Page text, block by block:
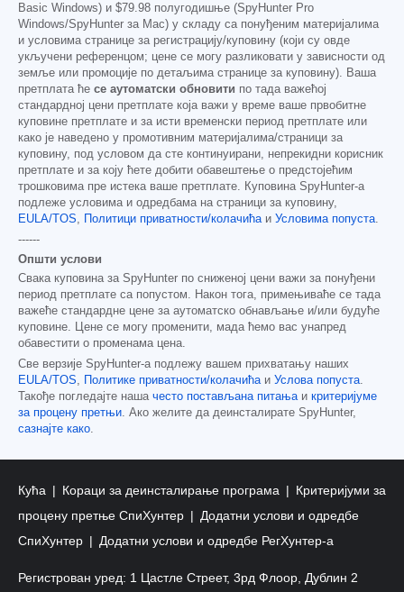
Basic Windows) и $79.98 полугодишње (SpyHunter Pro
Windows/SpyHunter за Mac) у складу са понуђеним материјалима
и условима странице за регистрацију/куповину (који су овде
укључени референцом; цене се могу разликовати у зависности од
земље или промоције по детаљима странице за куповину). Ваша
претплата ће се аутоматски обновити по тада важећој
стандардној цени претплате која важи у време ваше првобитне
куповине претплате и за исти временски период претплате или
како је наведено у промотивним материјалима/страници за
куповину, под условом да сте континуирани, непрекидни корисник
претплате и за коју ћете добити обавештење о предстојећим
трошковима пре истека ваше претплате. Куповина SpyHunter-а
подлеже условима и одредбама на страници за куповину,
EULA/TOS, Политици приватности/колачићаи Условима попуста.
------
Општи услови
Свака куповина за SpyHunter по сниженој цени важи за понуђени
период претплате са попустом. Након тога, примењиваће се тада
важеће стандардне цене за аутоматско обнављање и/или будуће
куповине. Цене се могу променити, мада ћемо вас унапред
обавестити о променама цена.
Све верзије SpyHunter-а подлежу вашем прихватању наших
EULA/TOS, Политике приватности/колачићаи Услова попуста.
Такође погледајте наша често постављана питањаи критеријуме
за процену претњи. Ако желите да деинсталирате SpyHunter,
сазнајте како.
Кућа Кораци за деинсталирање програма
Критеријуми за
процену претње СпиХунтер
Додатни услови и одредбе
СпиХунтер
Додатни услови и одредбе РегХунтер-а
Регистрован уред: 1 Цастле Стреет, 3рд Флоор, Дублин 2